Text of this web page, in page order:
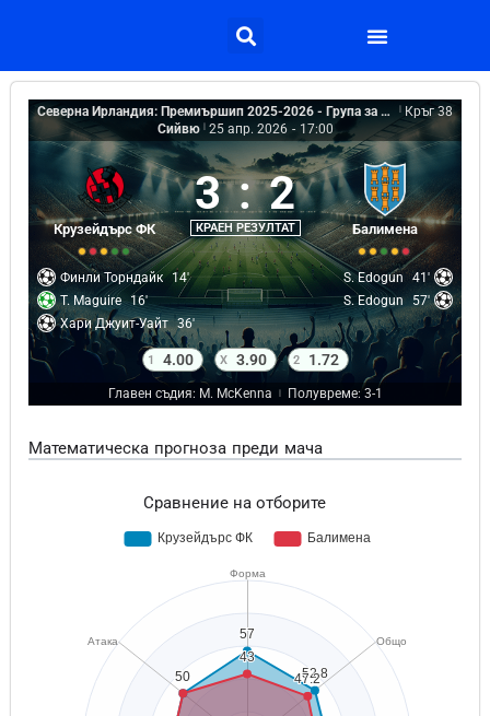
Северна Ирландия: Премиършип 2025-2026 - Група за изпадащи
Кръг 38
Сийвю
25 апр. 2026 - 17:00
Крузейдърс ФК
3 : 2
КРАЕН РЕЗУЛТАТ Балимена
Финли Торндайк
14'
T. Maguire
16'
Хари Джуит-Уайт 36'
S. Edogun 41'
S. Edogun
57'
1 4.00 X 3.90 2 1.72
Главен съдия: M. McKenna Полувреме: 3-1
Математическа прогноза преди мача
Сравнение на отборите